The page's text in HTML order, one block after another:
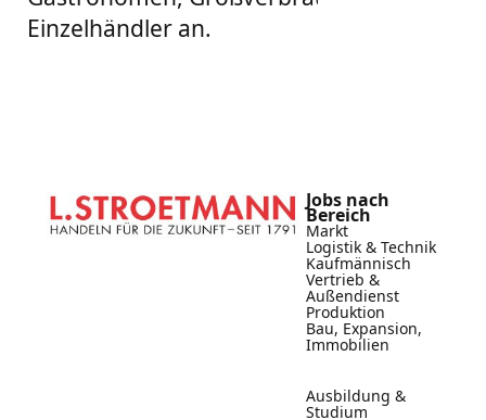
Einzelhändler an.
Jobs nach
Bereich
Markt
Logistik & Technik
Kaufmännisch
Vertrieb &
Außendienst
Produktion
Bau, Expansion,
Immobilien
Ausbildung &
Studium